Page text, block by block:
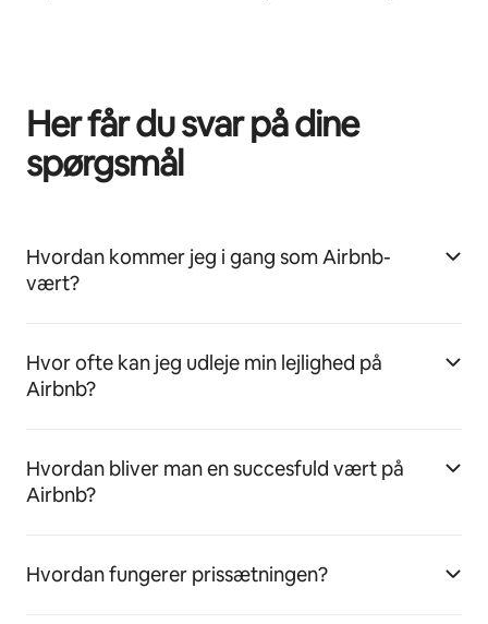
Her får du svar på dine
spørgsmål
Hvordan kommer jeg i gang som Airbnb-
vært?
Hvor ofte kan jeg udleje min lejlighed på
Airbnb?
Hvordan bliver man en succesfuld vært på
Airbnb?
Hvordan fungerer prissætningen?